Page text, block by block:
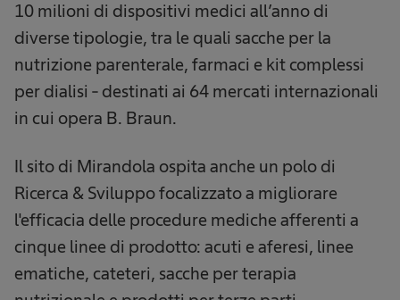
10 milioni di dispositivi medici all’anno di
diverse tipologie, tra le quali sacche per la
nutrizione parenterale, farmaci e kit complessi
per dialisi - destinati ai 64 mercati internazionali
in cui opera B. Braun.
​Il sito di Mirandola ospita anche un polo di
Ricerca & Sviluppo focalizzato a migliorare
l'efficacia delle procedure mediche afferenti a
cinque linee di prodotto: acuti e aferesi, linee
ematiche, cateteri, sacche per terapia